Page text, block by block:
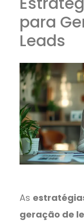
para
Leads
As
geração de